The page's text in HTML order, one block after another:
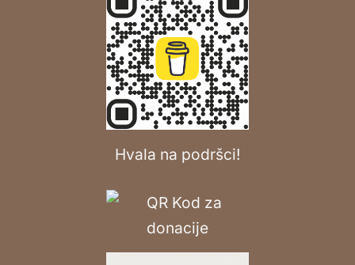
Hvala na podršci!